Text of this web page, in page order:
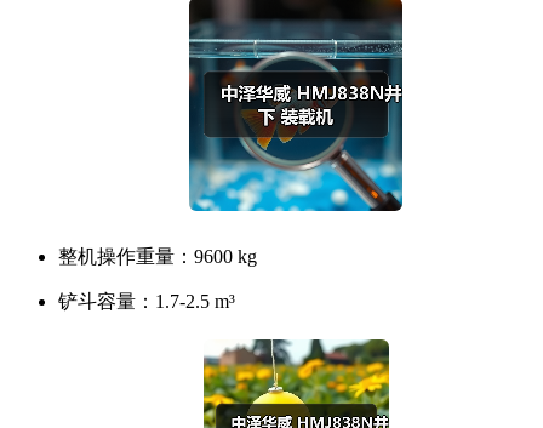
整机操作重量： 9600 kg
铲斗容量： 1.7-2.5 m³